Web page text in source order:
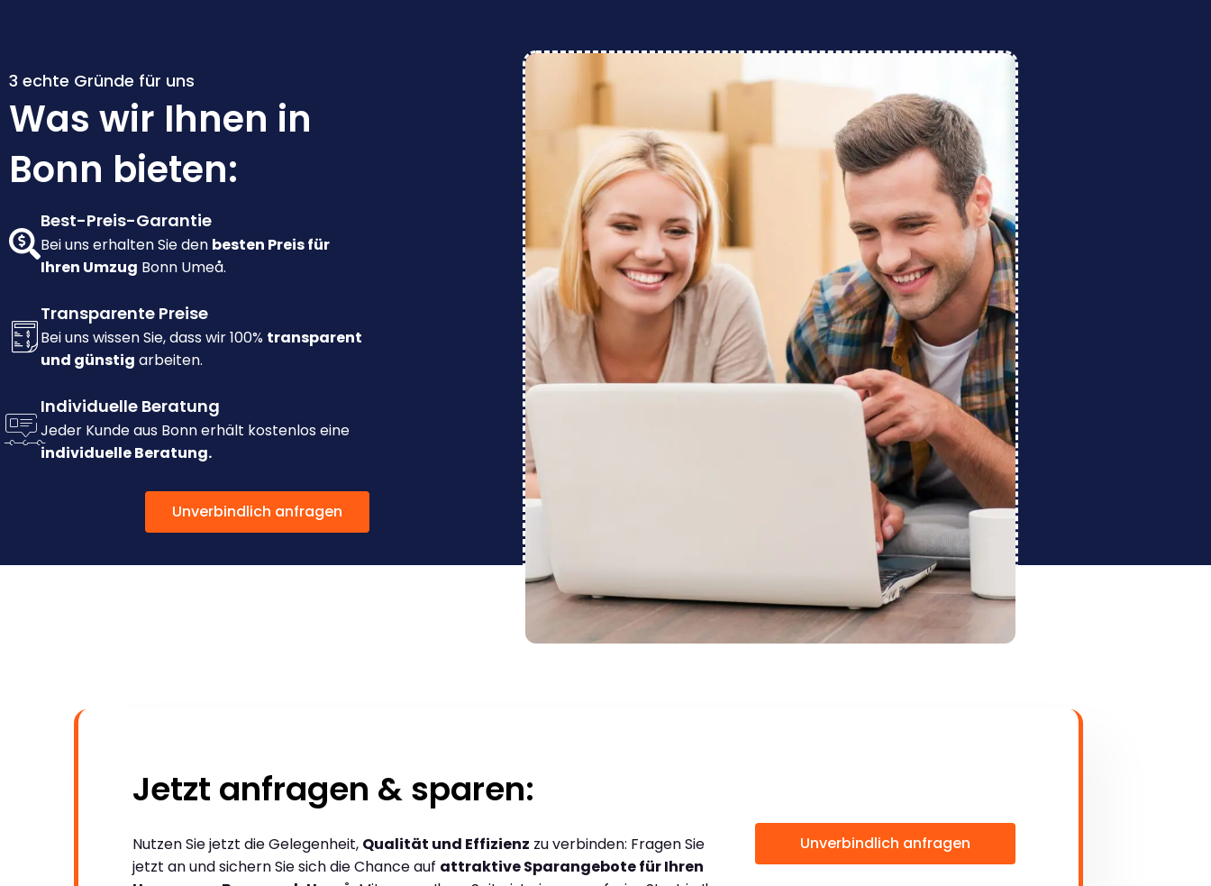
3 echte Gründe für uns
Was wir Ihnen in
Bonn bieten:
Best-Preis-Garantie
Bei uns erhalten Sie den besten Preis für
Ihren Umzug Bonn Umeå.
Transparente Preise
Bei uns wissen Sie, dass wir 100% transparent
und günstig arbeiten.
Individuelle Beratung
Jeder Kunde aus Bonn erhält kostenlos eine
individuelle Beratung.
Unverbindlich anfragen
Jetzt anfragen & sparen:
Nutzen Sie jetzt die Gelegenheit, Qualität und Effizienz zu verbinden: Fragen Sie
jetzt an und sichern Sie sich die Chance auf attraktive Sparangebote für Ihren
Unverbindlich anfragen